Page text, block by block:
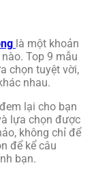
là một khoản
Top 9 mẫu
chọn tuyệt vời,
nhau.
lại cho bạn
lựa chọn được
không chỉ để
để kể câu
bạn.